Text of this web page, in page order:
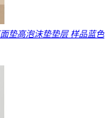
垫高泡沫垫垫层 样品蓝色